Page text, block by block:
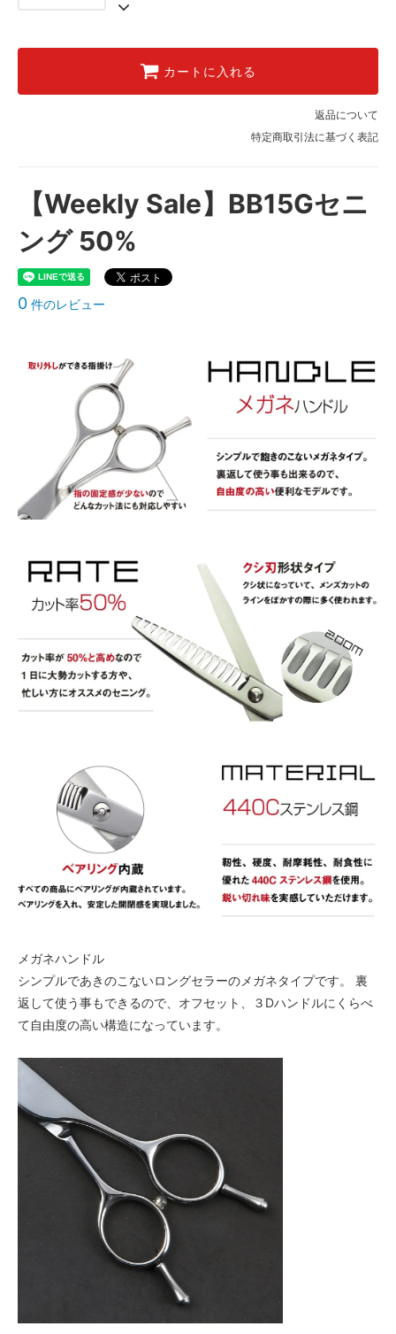
カートに入れる
返品について
特定商取引法に基づく表記
【Weekly Sale】BB15Gセニ
ング 50%
0 件のレビュー
メガネハンドル
シンプルであきのこないロングセラーのメガネタイプです。 裏
返して使う事もできるので、オフセット、３Dハンドルにくらべ
て自由度の高い構造になっています。